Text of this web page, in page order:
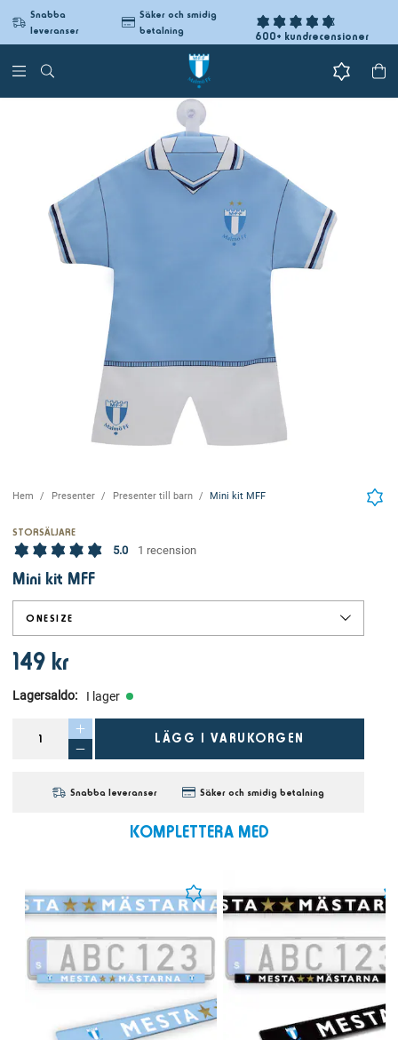
Snabba
leveranser
Säker och smidig
betalning
600+ kundrecensioner
Hem Presenter Presenter till barn Mini kit MFF
STORSÄLJARE
5.0 1 recension
Mini kit MFF
ONESIZE
149 kr
Lagersaldo: I lager
LÄGG I VARUKORGEN
Snabba leveranser Säker och smidig betalning
KOMPLETTERA MED